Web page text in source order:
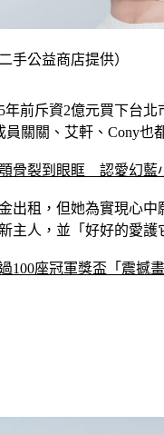
手公益商店提供）
前斥資2億元買下台
關關、艾軒、Cony
骨裂到眼眶　認愛幻藍
出租，但她為實現心
主人，並「好好的愛護
100座冠軍獎盃「震撼